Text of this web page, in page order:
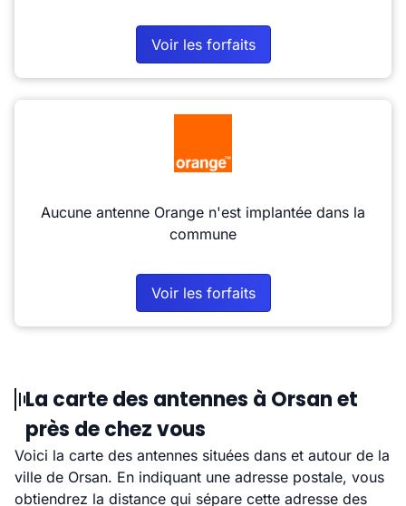
Voir les forfaits
Aucune antenne Orange n'est implantée dans la
commune
Voir les forfaits
La carte des antennes à Orsan et
près de chez vous
Voici la carte des antennes situées dans et autour de la
ville de Orsan. En indiquant une adresse postale, vous
obtiendrez la distance qui sépare cette adresse des